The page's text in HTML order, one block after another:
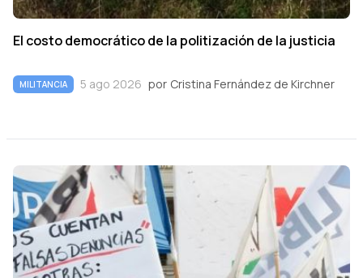
El costo democrático de la politización de la justicia
MILITANCIA 5 ago 2026 por Cristina Fernández de Kirchner